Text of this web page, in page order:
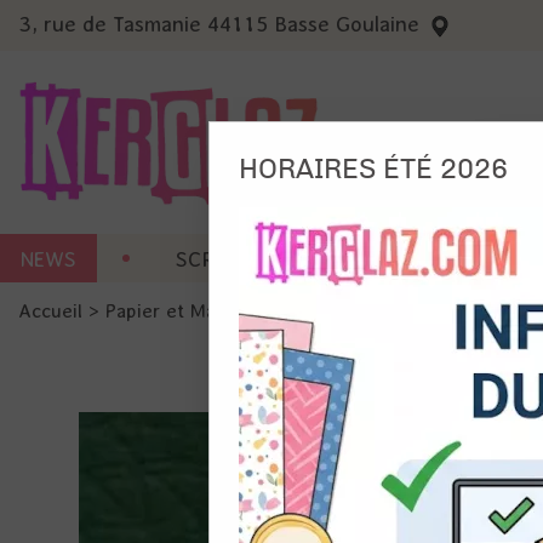
3, rue de Tasmanie 44115 Basse Goulaine
NEWS SCRAP CARTERIE MACHINES
Accueil > Papier et Matière Simili Cuir -
Ils
et du
précises
Si vous
de la
HORAIRES ÉTÉ 2026